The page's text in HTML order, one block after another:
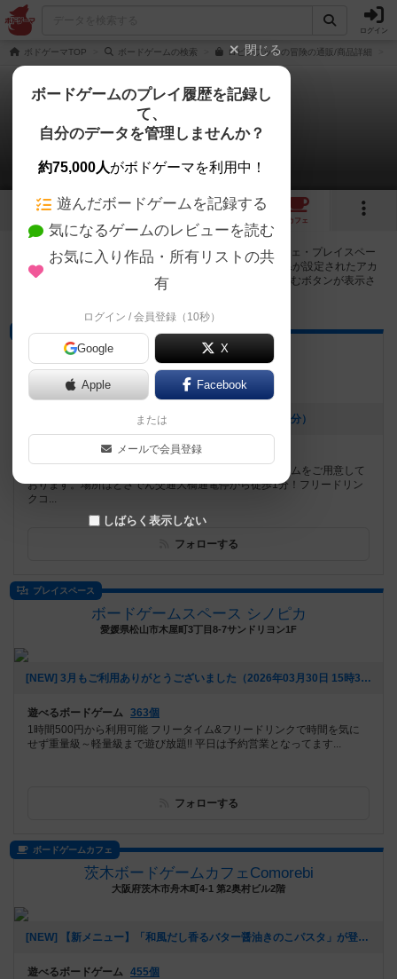
ログイン
ボドゲーマTOP ボードゲームの検索 ロビンフッドの冒険の通販/商品詳細
ロビンフッドの冒険
24店のカフェ/スペースが提供中
1 3
カフェ
ロビンフッドの冒険で遊ぶことができるボードゲームカフェ・プレイスペー
スが24店登録されています。公開プロフィールの都道府県が設定されたアカ
ウントでログインすると、同じ都道府県内の店舗に絞り込むボタンが表示さ
プレイスペース
SHAREcafe
高知県高知市本町2－1－15安藤ビル2階
[NEW] 6/7 カタンオープン（2026年05月22日 08時24分）
遊べるボードゲーム
630個
当店には定番、話題作を中心に400種類上のボードゲームをご用意して
おります。場所はとさでん交通大橋通電停から徒歩1分！フリードリン
クコ...
フォローする
プレイスペース
ボードゲームスペース シノピカ
愛媛県松山市木屋町3丁目8-7サンドリヨン1F
[NEW] 3月もご利用ありがとうございました（2026年03月30日 15時38分）
遊べるボードゲーム 363個
1時間500円から利用可能 フリータイム&フリードリンクで時間を気に
せず重量級～軽量級まで遊び放題!! 平日は予約営業となってます...
フォローする
ボードゲームカフェ
茨木ボードゲームカフェComorebi
大阪府茨木市舟木町4-1 第2奥村ビル2階
[NEW] 【新メニュー】「和風だし香るバター醤油きのこパスタ」が登場！（2026年01月28日 20時37分）
遊べるボードゲーム 455個
閉じる
ボードゲームのプレイ履歴を記録し
て、
自分のデータを管理しませんか？
約75,000人がボドゲーマを利用中！
遊んだボードゲームを記録する
気になるゲームのレビューを読む
お気に入り作品・所有リストの共
有
ログイン / 会員登録（10秒）
Google X
Apple Facebook
または
メールで会員登録
しばらく表示しない